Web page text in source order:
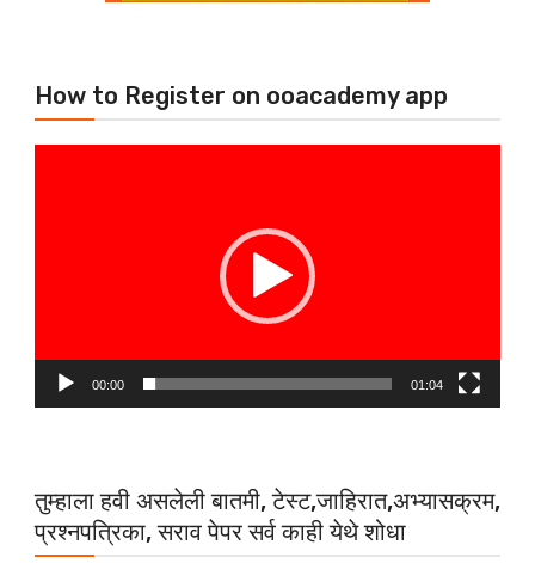
How to Register on ooacademy app
00:00 01:04
तुम्हाला हवी असलेली बातमी, टेस्ट,जाहिरात,अभ्यासक्रम,
प्रश्नपत्रिका, सराव पेपर सर्व काही येथे शोधा